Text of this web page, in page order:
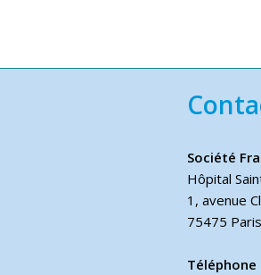
Société
Hôpital
1, avenue
75475
Téléphone